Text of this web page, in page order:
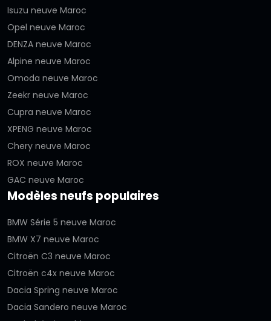
Isuzu neuve Maroc
Opel neuve Maroc
DENZA neuve Maroc
Alpine neuve Maroc
Omoda neuve Maroc
Zeekr neuve Maroc
Cupra neuve Maroc
XPENG neuve Maroc
Chery neuve Maroc
ROX neuve Maroc
GAC neuve Maroc
Modèles neufs populaires
BMW Série 5 neuve Maroc
BMW X7 neuve Maroc
Citroën C3 neuve Maroc
Citroën c4x neuve Maroc
Dacia Spring neuve Maroc
Dacia Sandero neuve Maroc